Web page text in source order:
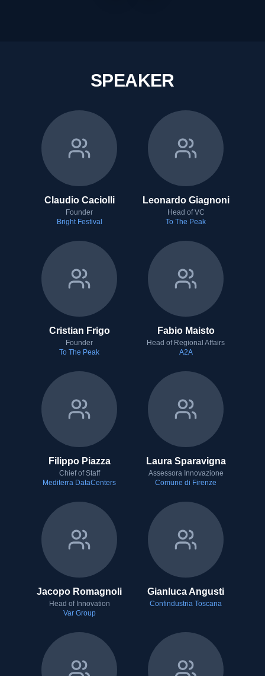
SPEAKER
Claudio Caciolli
Founder
Bright Festival
Leonardo Giagnoni
Head of VC
To The Peak
Cristian Frigo
Founder
To The Peak
Fabio Maisto
Head of Regional Affairs
A2A
Filippo Piazza
Chief of Staff
Mediterra DataCenters
Laura Sparavigna
Assessora Innovazione
Comune di Firenze
Jacopo Romagnoli
Head of Innovation
Var Group
Gianluca Angusti
Confindustria Toscana